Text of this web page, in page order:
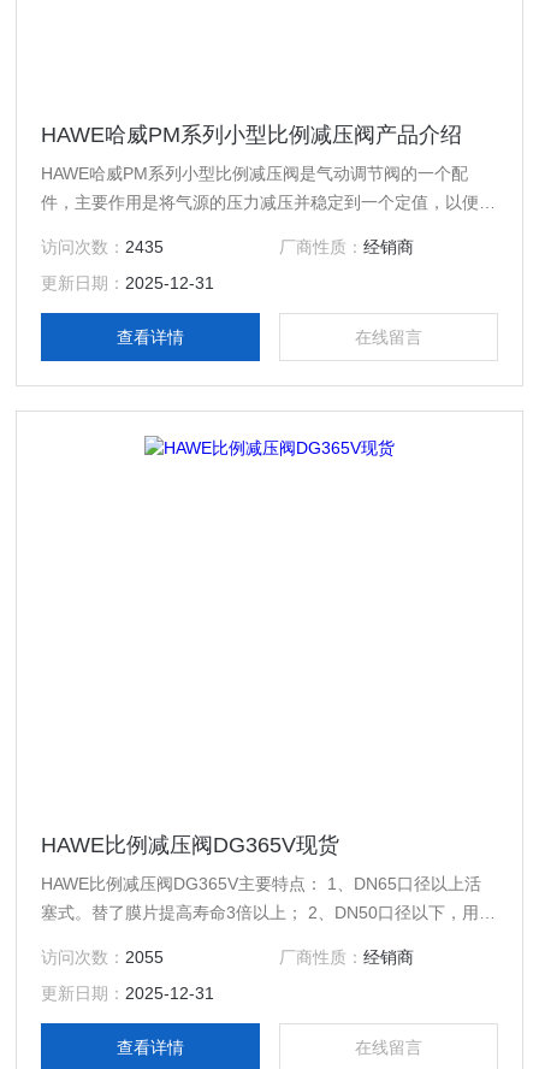
HAWE哈威PM系列小型比例减压阀产品介绍
HAWE哈威PM系列小型比例减压阀是气动调节阀的一个配
件，主要作用是将气源的压力减压并稳定到一个定值，以便于
可分为薄膜式、弹簧薄膜式、活塞式、杠杆式和波纹管式；按
阀座数目可分为单座式和双座式；按阀瓣的位置不同可分为正
作用式和反作用式。
访问次数： 2435 厂商性质： 经销商
更新日期： 2025-12-31
查看详情 在线留言
HAWE比例减压阀DG365V现货
HAWE比例减压阀DG365V主要特点： 1、DN65口径以上活
塞式。替了膜片提高寿命3倍以上； 2、DN50口径以下，用尼
上。适用介质：水、空气。介质温度：0~90°C。本阀用于温
度在180C以下的蒸汽、空气及其它无腐蚀性气体的管路上，
经过调节，使通过阀内的介质压力减至某一需要的出口压力，
并使介质的出口压力保持相对稳定，但进口压力与出口压力之
访问次数： 2055 厂商性质： 经销商
更新日期： 2025-12-31
查看详情 在线留言